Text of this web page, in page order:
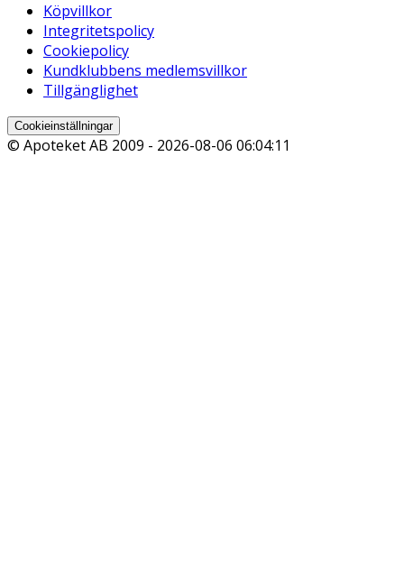
Köpvillkor
Integritetspolicy
Cookiepolicy
Kundklubbens medlemsvillkor
Tillgänglighet
Cookieinställningar
© Apoteket AB 2009 - 2026-08-06 06:04:11